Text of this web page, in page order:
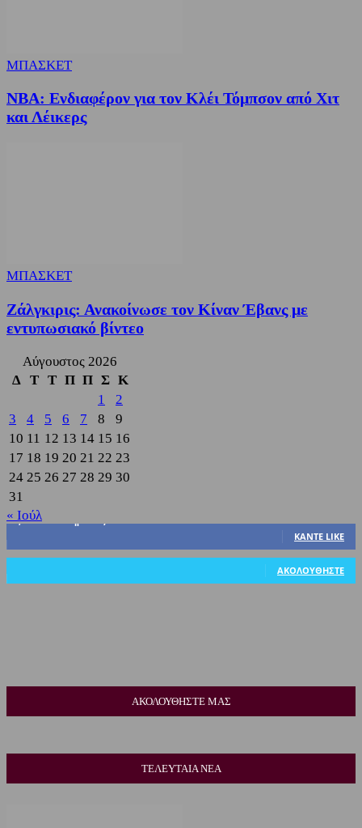
ΜΠΑΣΚΕΤ
NBA: Ενδιαφέρον για τον Κλέι Τόμπσον από Χιτ
και Λέικερς
ΜΠΑΣΚΕΤ
Ζάλγκιρις: Ανακοίνωσε τον Κίναν Έβανς με
εντυπωσιακό βίντεο
Αύγουστος 2026
Δ
Τ Τ Π Π Σ Κ
1
2
3
4 5 6 7 8
9
10 11 12 13 14 15 16
17 18 19 20 21 22 23
24 25 26 27 28 29 30
31
« Ιούλ
3,822
ΚΆΝΤΕ LIKE
ΑΚΟΛΟΥΘΉΣΤΕ
ΑΚΟΛΟΥΘΗΣΤΕ ΜΑΣ
ΤΕΛΕΥΤΑΙΑ ΝΕΑ